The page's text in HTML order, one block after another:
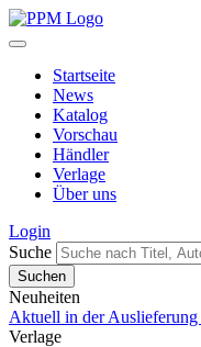
Startseite
News
Katalog
Vorschau
Händler
Verlage
Über uns
Login
Suche
Neuheiten
Aktuell in der Auslieferung
Verlage